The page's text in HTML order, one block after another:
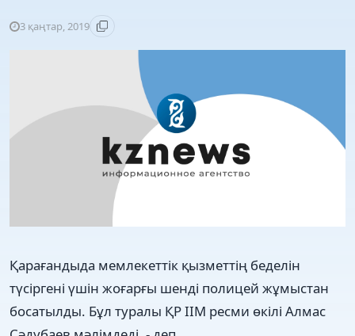
3 қаңтар, 2019
Қарағандыда мемлекеттік қызметтің беделін
түсіргені үшін жоғарғы шенді полицей жұмыстан
босатылды. Бұл туралы ҚР ІІМ ресми өкілі Алмас